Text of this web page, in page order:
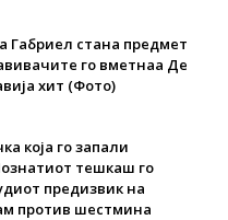
Габриел стана предмет
го вметнаа Де
хит (Фото)
која го запали
тешкаш го
предизвик на
против шестмина